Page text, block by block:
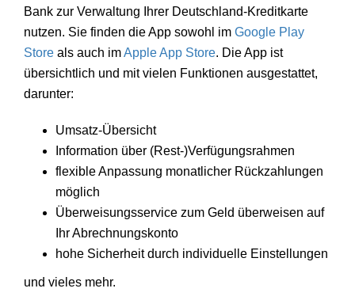
Bank zur Verwaltung Ihrer Deutschland-Kreditkarte
nutzen. Sie finden die App sowohl im Google Play
Store als auch imApple App Store. Die App ist
übersichtlich und mit vielen Funktionen ausgestattet,
darunter:
Umsatz-Übersicht
Information über (Rest-)Verfügungsrahmen
flexible Anpassung monatlicher Rückzahlungen
möglich
Überweisungsservice zum Geld überweisen auf
Ihr Abrechnungskonto
hohe Sicherheit durch individuelle Einstellungen
und vieles mehr.